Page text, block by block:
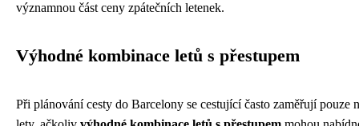
významnou část ceny zpátečních letenek.
Výhodné kombinace letů s přestupem
Při plánování cesty do Barcelony se cestující často zaměřují pouze